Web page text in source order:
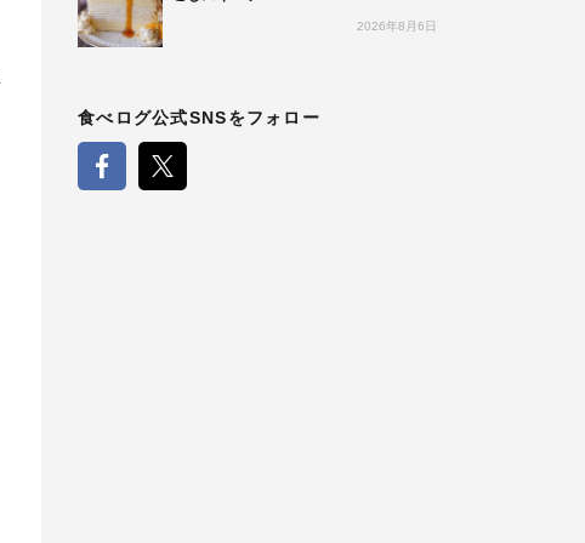
2026年8月6日
食べログ公式SNSをフォロー